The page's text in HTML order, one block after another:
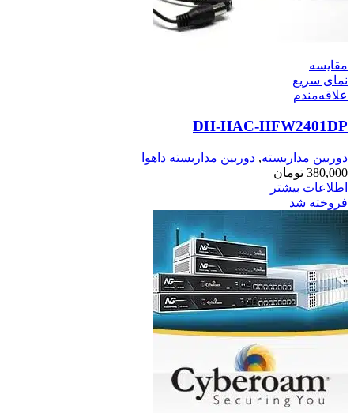
مقایسه
نمای سریع
علاقه‌مندم
DH-HAC-HFW2401DP
دوربین مداربسته, دوربین مداربسته داهوا
380,000 تومان
اطلاعات بیشتر
فروخته شد